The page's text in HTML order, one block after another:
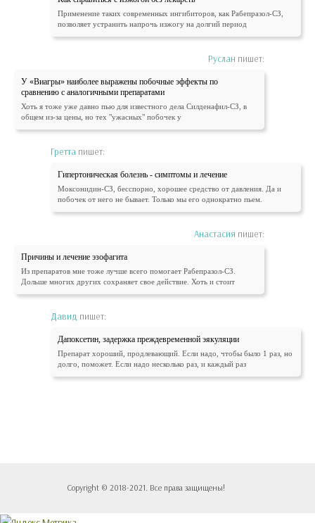
Применение таких современных ингибиторов, как Рабепразол-СЗ,
позволяет устранить напрочь изжогу на долгий период
Руслан пишет:
У «Виагры» наиболее выражены побочные эффекты по
сравнению с аналогичными препаратами
Хоть я тоже уже давно пью для известного дела Силденафил-СЗ, в
общем из-за цены, но тех "ужасных" побочек у
Гретта пишет:
Гипертоническая болезнь - симптомы и лечение
Моксонидин-СЗ, бесспорно, хорошее средство от давления. Да и
побочек от него не бывает. Только мы его однократно пьем.
Анастасия пишет:
Причины и лечение эзофагита
Из препаратов мне тоже лучше всего помогает Рабепразол-СЗ.
Дольше многих других сохраняет свое действие. Хоть и стоит
Давид пишет:
Дапоксетин, задержка преждевременной эякуляции
Препарат хороший, продлевающий. Если надо, чтобы было 1 раз, но
долго, поможет. Если надо несколько раз, и каждый раз
Copyright © 2018-2021. Все права защищены!